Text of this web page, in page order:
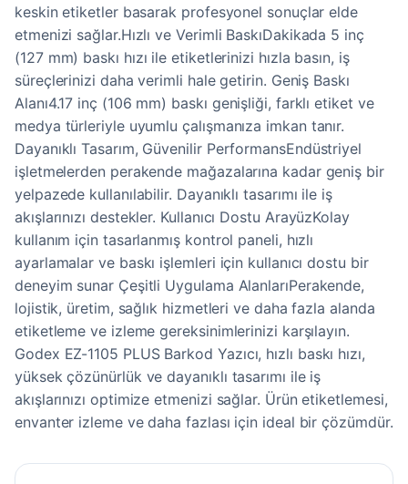
keskin etiketler basarak profesyonel sonuçlar elde
etmenizi sağlar.Hızlı ve Verimli BaskıDakikada 5 inç
(127 mm) baskı hızı ile etiketlerinizi hızla basın, iş
süreçlerinizi daha verimli hale getirin. Geniş Baskı
Alanı4.17 inç (106 mm) baskı genişliği, farklı etiket ve
medya türleriyle uyumlu çalışmanıza imkan tanır.
Dayanıklı Tasarım, Güvenilir PerformansEndüstriyel
işletmelerden perakende mağazalarına kadar geniş bir
yelpazede kullanılabilir. Dayanıklı tasarımı ile iş
akışlarınızı destekler. Kullanıcı Dostu ArayüzKolay
kullanım için tasarlanmış kontrol paneli, hızlı
ayarlamalar ve baskı işlemleri için kullanıcı dostu bir
deneyim sunar Çeşitli Uygulama AlanlarıPerakende,
lojistik, üretim, sağlık hizmetleri ve daha fazla alanda
etiketleme ve izleme gereksinimlerinizi karşılayın.
Godex EZ-1105 PLUS Barkod Yazıcı, hızlı baskı hızı,
yüksek çözünürlük ve dayanıklı tasarımı ile iş
akışlarınızı optimize etmenizi sağlar. Ürün etiketlemesi,
envanter izleme ve daha fazlası için ideal bir çözümdür.